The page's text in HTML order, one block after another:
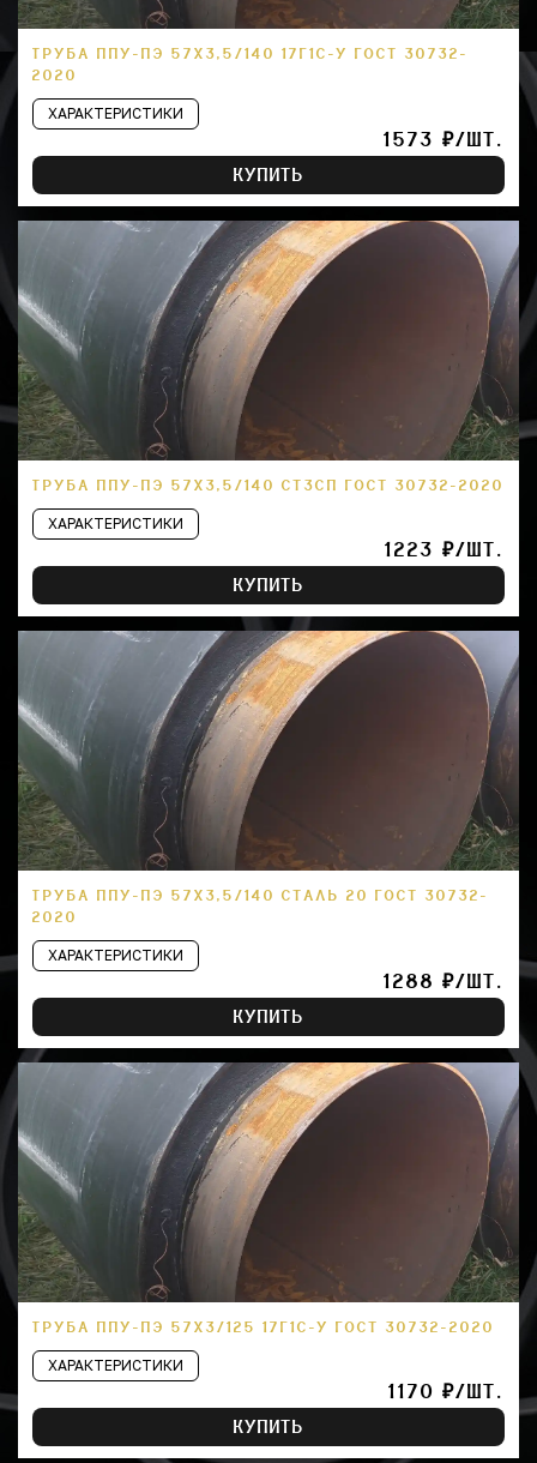
ТРУБА ППУ-ПЭ 57Х3,5/140 17Г1С-У ГОСТ 30732-
2020
ХАРАКТЕРИСТИКИ
1573 ₽/ШТ.
КУПИТЬ
ТРУБА ППУ-ПЭ 57Х3,5/140 СТ3СП ГОСТ 30732-2020
ХАРАКТЕРИСТИКИ
1223 ₽/ШТ.
КУПИТЬ
ТРУБА ППУ-ПЭ 57Х3,5/140 СТАЛЬ 20 ГОСТ 30732-
2020
ХАРАКТЕРИСТИКИ
1288 ₽/ШТ.
КУПИТЬ
ТРУБА ППУ-ПЭ 57Х3/125 17Г1С-У ГОСТ 30732-2020
ХАРАКТЕРИСТИКИ
1170 ₽/ШТ.
КУПИТЬ